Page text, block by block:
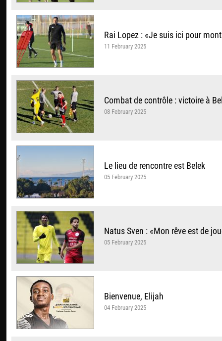
Rai Lopez : «Je suis ici pour
11 February 2025
Combat de contrôle : victoire à
08 February 2025
Le lieu de rencontre est Belek
05 February 2025
Natus Sven : «Mon rêve est de
05 February 2025
Bienvenue, Elijah
04 February 2025